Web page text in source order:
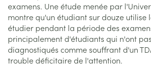
examens. Une étude menée par
montre qu'un étudiant sur douze utilise
étudier pendant la période des
principalement d'étudiants qui n'ont
diagnostiqués comme souffrant d'un
trouble déficitaire de l'attention.